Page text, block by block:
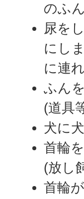
のふ
尿を
にし
に連
ふん
(道具
犬に
首輪
(放し
首輪